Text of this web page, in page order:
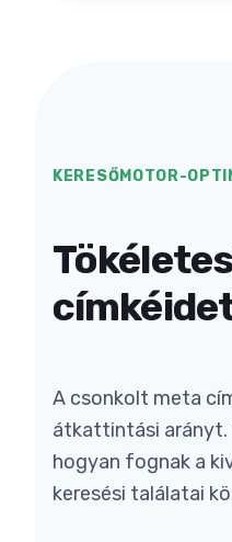
KERESŐMOTOR-
A csonkolt meta
átkattintási arányt.
hogyan fognak a
keresési találatai